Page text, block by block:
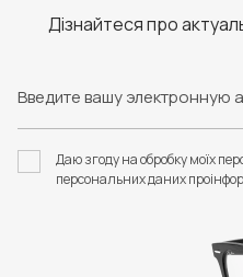
Дізнайтеся про
Даю згоду на обробку моїх
персональних даних